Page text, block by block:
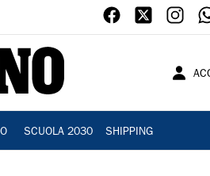
SCUOLA 2030 SHIPPING